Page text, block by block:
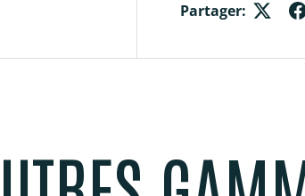
Partager: